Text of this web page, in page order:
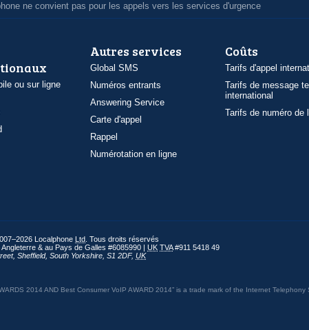
ne convient pas pour les appels vers les services d'urgence
ou sur ligne
Autres services
Global SMS
Numéros entrants
Answering Service
Carte d'appel
Rappel
Numérotation en ligne
Coûts
Tarifs d'appel
Tarifs de message
international
Tarifs de numéro de
Localphone Ltd . Tous droits réservés
& au Pays de Galles #6085990 | UK TVA#911 5418 49
, Sheffield, South Yorkshire S1 2DF, UK
2014 AND Best Consumer VoIP AWARD 2014” is a trade mark of the Internet